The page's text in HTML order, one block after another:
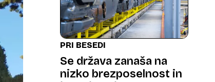
PRI BESEDI
Se država zanaša na
nizko brezposelnost in